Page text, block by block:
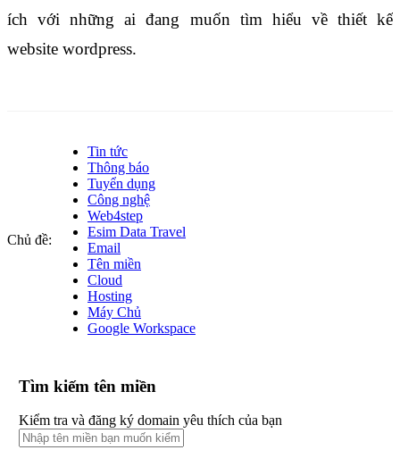
ích với những ai đang muốn tìm hiểu về thiết kế
website wordpress.
Chủ đề:
Tin tức
Thông báo
Tuyển dụng
Công nghệ
Web4step
Esim Data Travel
Email
Tên miền
Cloud
Hosting
Máy Chủ
Google Workspace
Tìm kiếm tên miền
Kiểm tra và đăng ký domain yêu thích của bạn